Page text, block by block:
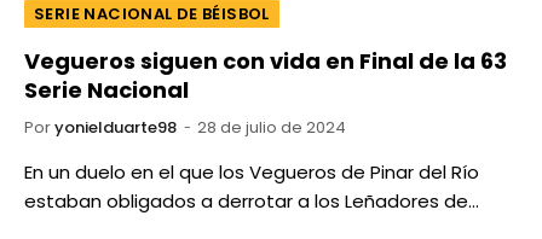
SERIE NACIONAL DE BÉISBOL
Vegueros siguen con vida en Final de la 63
Serie Nacional
Poryonielduarte98 28 de julio de 2024
En un duelo en el que los Vegueros de Pinar del Río
estaban obligados a derrotar a los Leñadores de…